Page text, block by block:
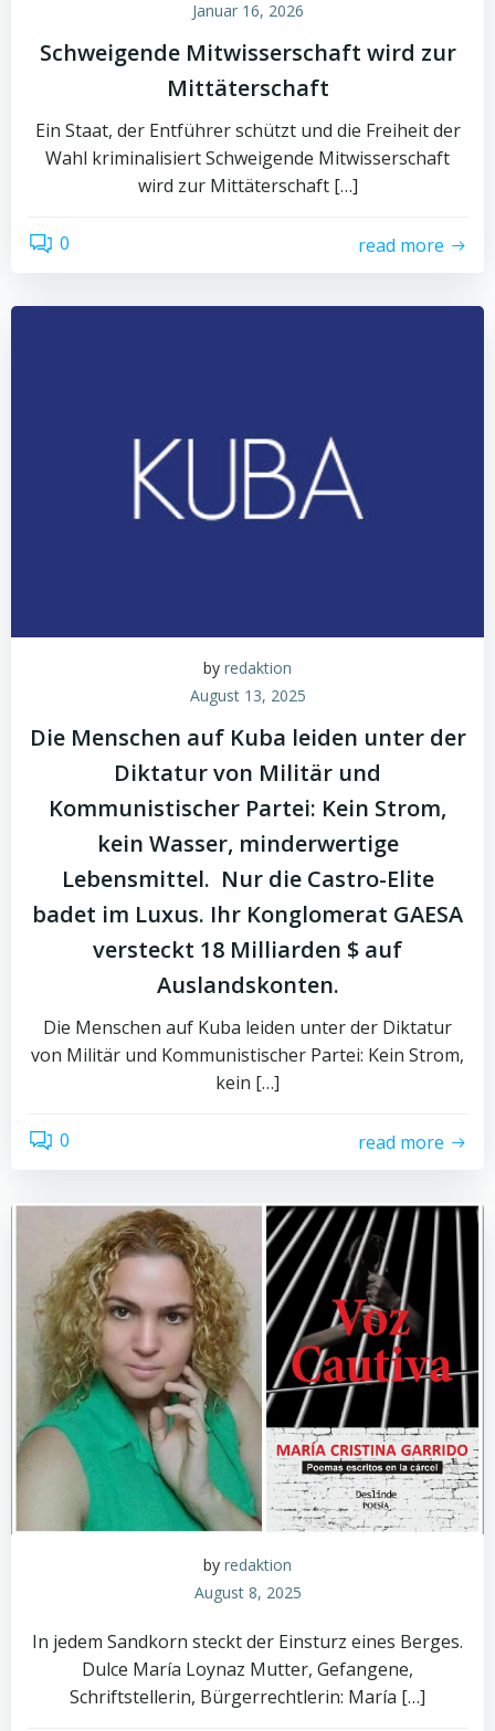
Januar 16, 2026
Schweigende Mitwisserschaft wird zur
Mittäterschaft
Ein Staat, der Entführer schützt und die Freiheit der
Wahl kriminalisiert Schweigende Mitwisserschaft
wird zur Mittäterschaft […]
0 read more
by redaktion
August 13, 2025
Die Menschen auf Kuba leiden unter der
Diktatur von Militär und
Kommunistischer Partei: Kein Strom,
kein Wasser, minderwertige
Lebensmittel. Nur die Castro-Elite
badet im Luxus. Ihr Konglomerat GAESA
versteckt 18 Milliarden $ auf
Auslandskonten.
Die Menschen auf Kuba leiden unter der Diktatur
von Militär und Kommunistischer Partei: Kein Strom,
kein […]
0 read more
by redaktion
August 8, 2025
In jedem Sandkorn steckt der Einsturz eines Berges.
Dulce María Loynaz Mutter, Gefangene,
Schriftstellerin, Bürgerrechtlerin: María […]